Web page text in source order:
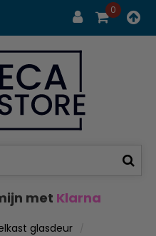
0
met Klarna
glasdeur